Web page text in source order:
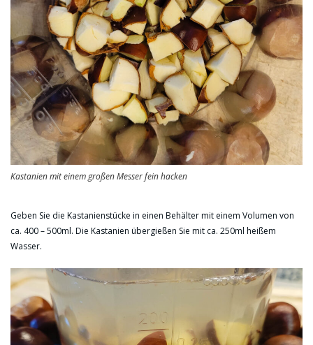
Kastanien mit einem großen Messer fein hacken
Geben Sie die Kastanienstücke in einen Behälter mit einem Volumen von
ca. 400 – 500ml. Die Kastanien übergießen Sie mit ca. 250ml heißem
Wasser.